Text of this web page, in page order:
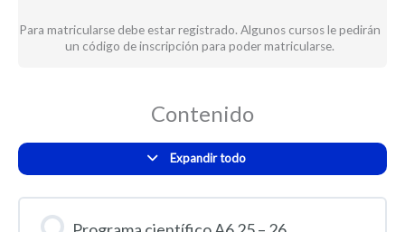
Para matricularse debe estar registrado. Algunos cursos le pedirán
un código de inscripción para poder matricularse.
Contenido
Expandir todo